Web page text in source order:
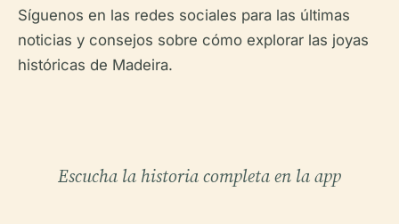
Síguenos en las redes sociales para las últimas
noticias y consejos sobre cómo explorar las joyas
históricas de Madeira.
Escucha la historia completa en la app